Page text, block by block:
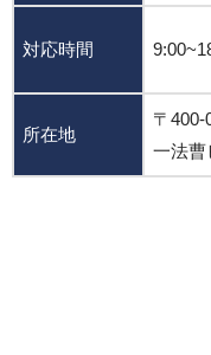
対応時間
所在地
〒400-
一法曹